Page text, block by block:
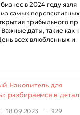
в 2024 году явля
самых перспективных
прибыльного пр
даты, такие как 1
всех влюбленных и
18.09.2023 929